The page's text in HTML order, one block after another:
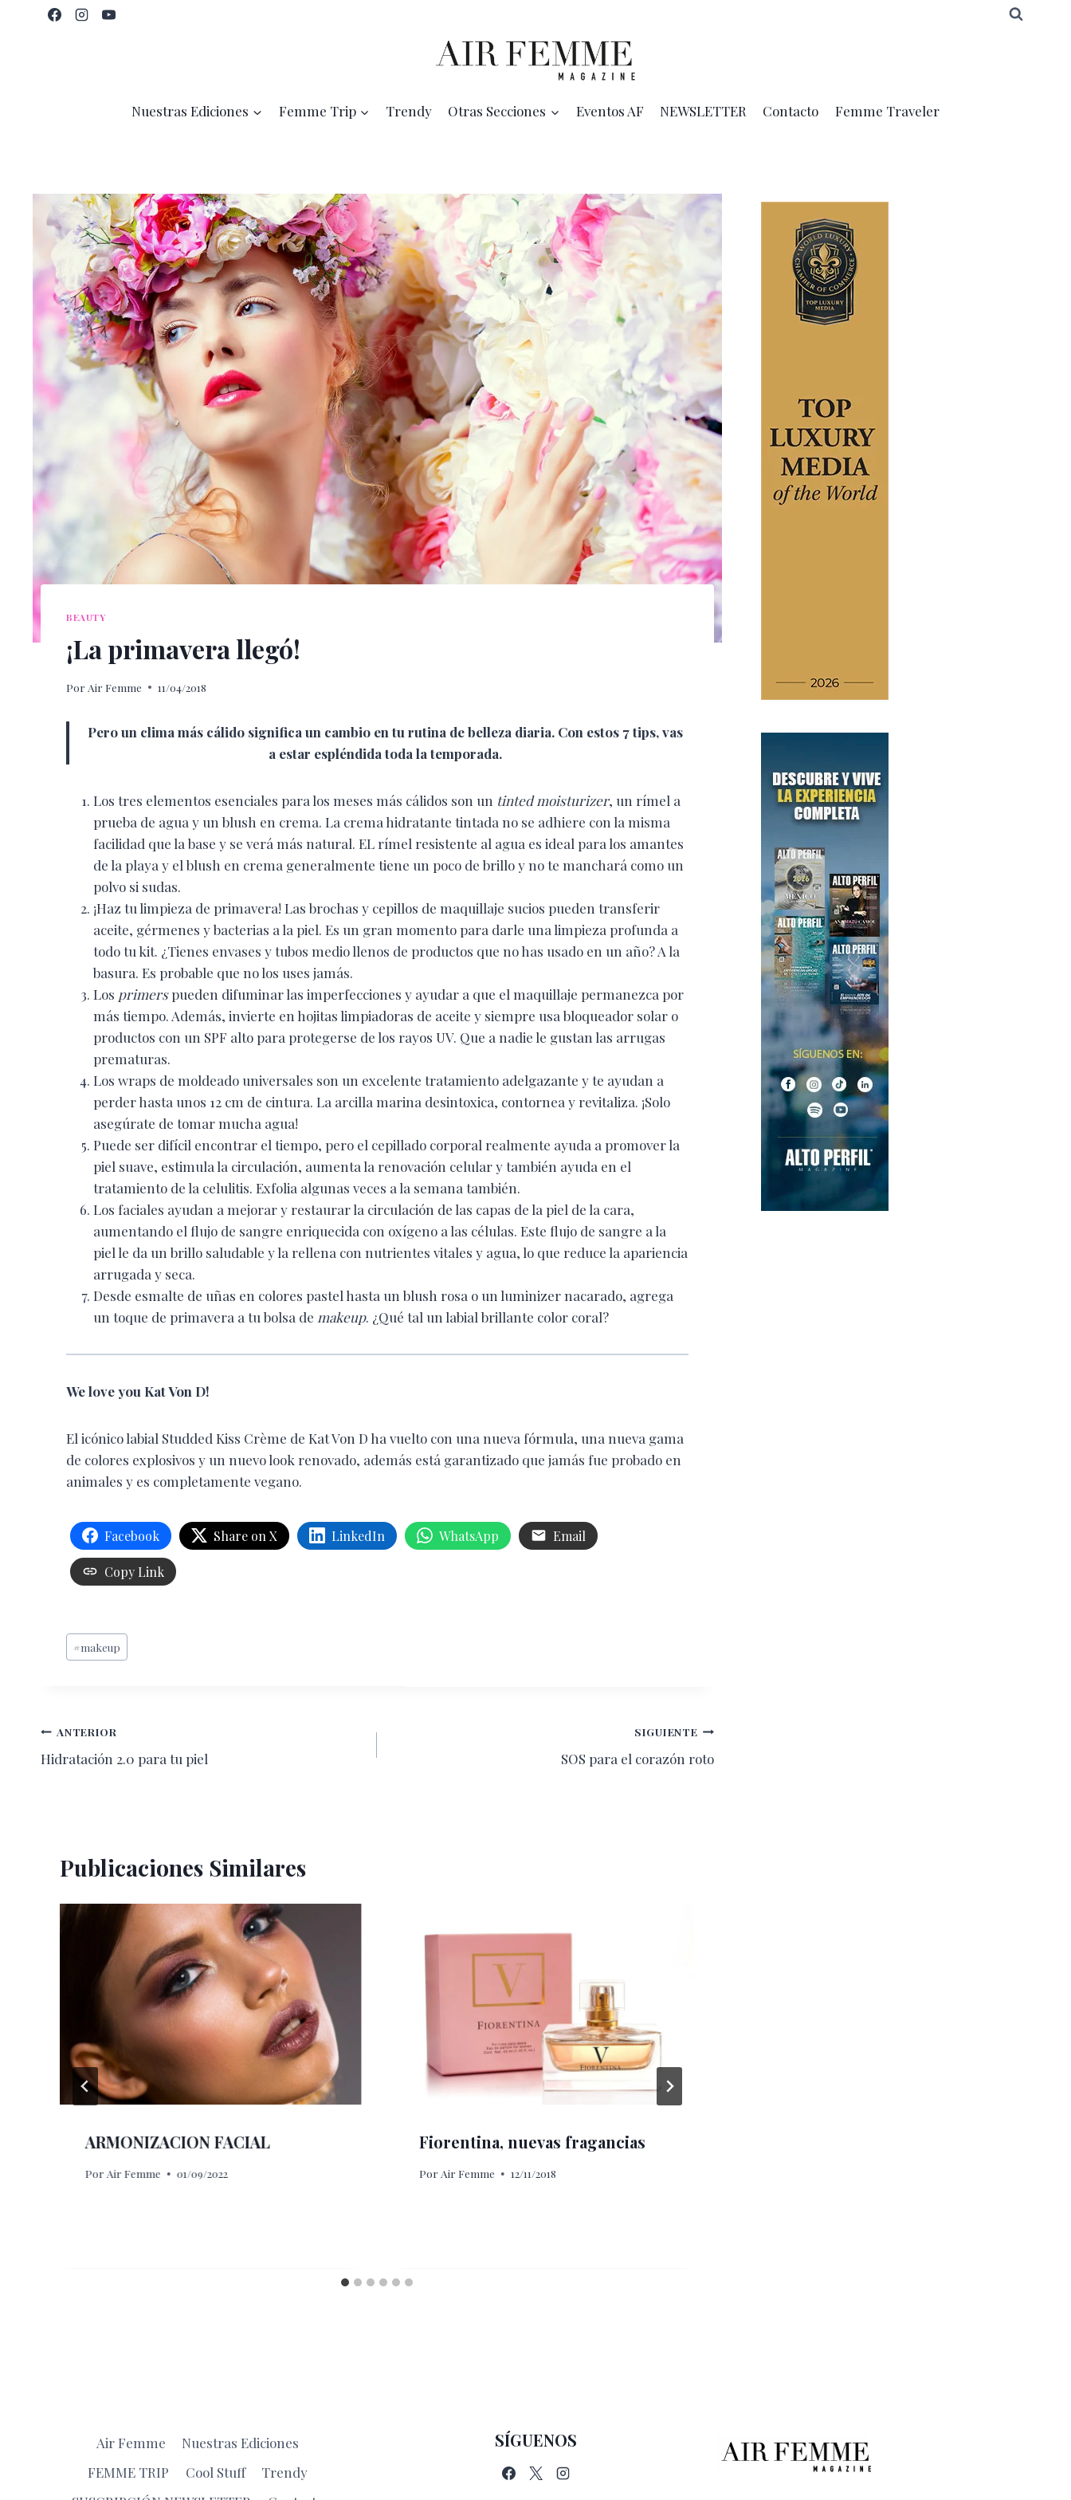
Nuestras Ediciones Femme Trip Trendy Otras Secciones Eventos AF NEWSLETTER Contacto Femme Traveler
BEAUTY
¡La primavera llegó!
Por Air Femme 11/04/2018
Pero un clima más cálido significa un cambio en tu rutina de belleza diaria. Con estos 7 tips, vas
a estar espléndida toda la temporada.
Los tres elementos esenciales para los meses más cálidos son un tinted moisturizer, un rímel a
prueba de agua y un blush en crema. La crema hidratante tintada no se adhiere con la misma
facilidad que la base y se verá más natural. EL rímel resistente al agua es ideal para los amantes
de la playa y el blush en crema generalmente tiene un poco de brillo y no te manchará como un
polvo si sudas.
¡Haz tu limpieza de primavera! Las brochas y cepillos de maquillaje sucios pueden transferir
aceite, gérmenes y bacterias a la piel. Es un gran momento para darle una limpieza profunda a
todo tu kit. ¿Tienes envases y tubos medio llenos de productos que no has usado en un año? A la
basura. Es probable que no los uses jamás.
Los primerspueden difuminar las imperfecciones y ayudar a que el maquillaje permanezca por
más tiempo. Además, invierte en hojitas limpiadoras de aceite y siempre usa bloqueador solar o
productos con un SPF alto para protegerse de los rayos UV. Que a nadie le gustan las arrugas
prematuras.
Los wraps de moldeado universales son un excelente tratamiento adelgazante y te ayudan a
perder hasta unos 12 cm de cintura. La arcilla marina desintoxica, contornea y revitaliza. ¡Solo
asegúrate de tomar mucha agua!
Puede ser difícil encontrar el tiempo, pero el cepillado corporal realmente ayuda a promover la
piel suave, estimula la circulación, aumenta la renovación celular y también ayuda en el
tratamiento de la celulitis. Exfolia algunas veces a la semana también.
Los faciales ayudan a mejorar y restaurar la circulación de las capas de la piel de la cara,
aumentando el flujo de sangre enriquecida con oxígeno a las células. Este flujo de sangre a la
piel le da un brillo saludable y la rellena con nutrientes vitales y agua, lo que reduce la apariencia
arrugada y seca.
Desde esmalte de uñas en colores pastel hasta un blush rosa o un luminizer nacarado, agrega
un toque de primavera a tu bolsa de makeup. ¿Qué tal un labial brillante color coral?
We love you Kat Von D!
El icónico labial Studded Kiss Crème de Kat Von D ha vuelto con una nueva fórmula, una nueva gama
de colores explosivos y un nuevo look renovado, además está garantizado que jamás fue probado en
animales y es completamente vegano.
Facebook Share on X LinkedIn WhatsApp Email
Copy Link
Etiquetas
de
#makeup
Navegación
de
ANTERIOR
Hidratación 2.0 para tu piel
SIGUIENTE
SOS para el corazón roto
Publicaciones Similares
ARMONIZACION FACIAL
Por Air Femme 01/09/2022
Fiorentina, nuevas fragancias
Por Air Femme 12/11/2018
Air Femme
Nuestras Ediciones
FEMME TRIP
Cool Stuff
Trendy
SÍGUENOS